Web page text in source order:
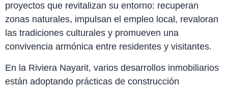
proyectos que revitalizan su entorno: recuperan
zonas naturales, impulsan el empleo local, revaloran
las tradiciones culturales y promueven una
convivencia armónica entre residentes y visitantes.
En la Riviera Nayarit, varios desarrollos inmobiliarios
están adoptando prácticas de construcción